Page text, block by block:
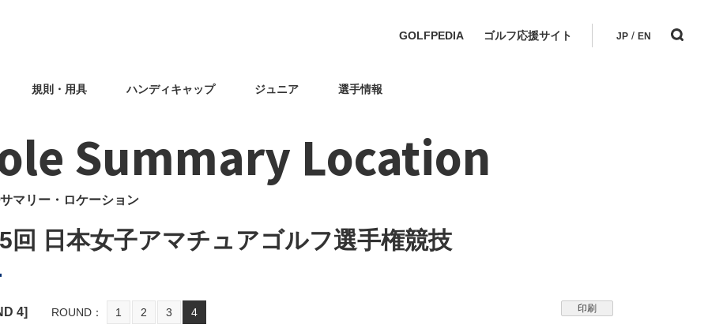
GOLFPEDIA ゴルフ応援サイト JP / EN
規則・用具 ハンディキャップ ジュニア 選手情報
Summary Location
マリー・ロケーション
回 日本女子アマチュアゴルフ選手権競技
4] ROUND 1 2 3 4 印刷